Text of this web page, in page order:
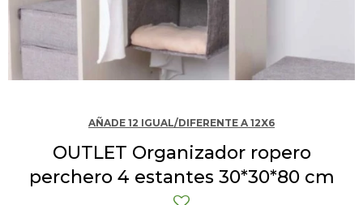
AÑADE 12 IGUAL/DIFERENTE A 12X6
OUTLET Organizador ropero
perchero 4 estantes 30*30*80 cm